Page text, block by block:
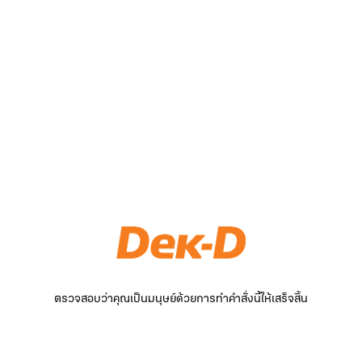
ตรวจสอบว่าคุณเป็นมนุษย์ด้วยการทำคำสั่งนี้ให้เสร็จสิ้น